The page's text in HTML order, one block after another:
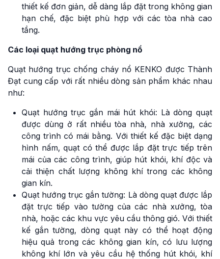
thiết kế đơn giản, dễ dàng lắp đặt trong không gian
hạn chế, đặc biệt phù hợp với các tòa nhà cao
tầng.
Các loại quạt hướng trục phòng nổ
Quạt hướng trục chống cháy nổ KENKO được Thành
Đạt cung cấp với rất nhiều dòng sản phẩm khác nhau
như:
Quạt hướng trục gắn mái hút khói: Là dòng quạt
được dùng ở rất nhiều tòa nhà, nhà xưởng, các
công trình có mái bằng. Với thiết kế đặc biệt dạng
hình nấm, quạt có thể được lắp đặt trực tiếp trên
mái của các công trình, giúp hút khói, khí độc và
cải thiện chất lượng không khí trong các không
gian kín.
Quạt hướng trục gắn tường: Là dòng quạt được lắp
đặt trực tiếp vào tường của các nhà xưởng, tòa
nhà, hoặc các khu vực yêu cầu thông gió. Với thiết
kế gắn tường, dòng quạt này có thể hoạt động
hiệu quả trong các không gian kín, có lưu lượng
không khí lớn và yêu cầu hệ thống hút khói, khí